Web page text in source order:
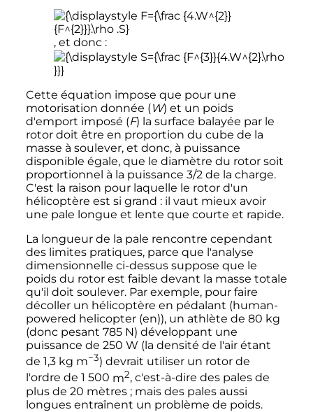
, et donc :
Cette équation impose que pour une
motorisation donnée (W) et un poids
d'emport imposé (F) la surface balayée par le
rotor doit être en proportion du cube de la
masse à soulever, et donc, à puissance
disponible égale, que le diamètre du rotor soit
proportionnel à la puissance 3/2 de la charge.
C'est la raison pour laquelle le rotor d'un
hélicoptère est si grand : il vaut mieux avoir
une pale longue et lente que courte et rapide.
La longueur de la pale rencontre cependant
des limites pratiques, parce que l'analyse
dimensionnelle ci-dessus suppose que le
poids du rotor est faible devant la masse totale
qu'il doit soulever. Par exemple, pour faire
décoller un hélicoptère en pédalant (human-
powered helicopter (en)), un athlète de 80 kg
(donc pesant 785 N) développant une
puissance de 250 W (la densité de l'air étant
de 1,3 kg m−3) devrait utiliser un rotor de
l'ordre de 1 500 m2, c'est-à-dire des pales de
plus de 20 mètres ; mais des pales aussi
longues entraînent un problème de poids.